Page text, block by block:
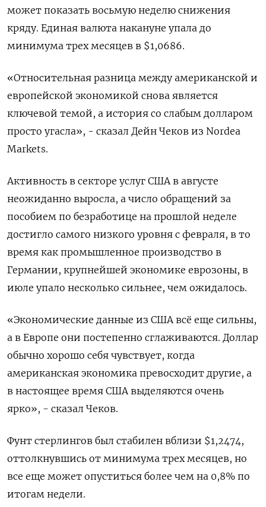
может показать восьмую неделю снижения
кряду. Единая валюта накануне упала до
минимума трех месяцев в $1,0686.
«Относительная разница между американской и
европейской экономикой снова является
ключевой темой, а история со слабым долларом
просто угасла», - сказал Дейн Чеков из Nordea
Markets.
Активность в секторе услуг США в августе
неожиданно выросла, а число обращений за
пособием по безработице на прошлой неделе
достигло самого низкого уровня с февраля, в то
время как промышленное производство в
Германии, крупнейшей экономике еврозоны, в
июле упало несколько сильнее, чем ожидалось.
«Экономические данные из США всё еще сильны,
а в Европе они постепенно сглаживаются. Доллар
обычно хорошо себя чувствует, когда
американская экономика превосходит другие, а
в настоящее время США выделяются очень
ярко», - сказал Чеков.
Фунт стерлингов был стабилен вблизи $1,2474​,
оттолкнувшись от минимума трех месяцев, но
все еще может опуститься более чем на 0,8% по
итогам недели.